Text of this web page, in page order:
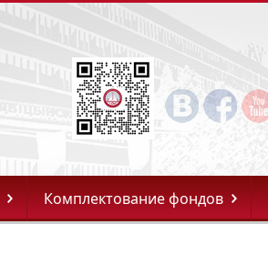
Комплектование фондов